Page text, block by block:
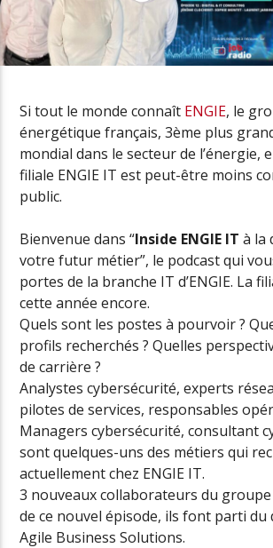
Inside ENGIE IT, épisode 12 :
Digital & IT Consulting
Si tout le monde connaît ENGIE, le
énergétique français, 3ème plus
mondial dans le secteur de l’énergie,
filiale ENGIE IT est peut-être moins
public.
Bienvenue dans “Inside ENGIE IT à la
votre futur métier”, le podcast qui
portes de la branche IT d’ENGIE. La
cette année encore.
Quels sont les postes à pourvoir ?
profils recherchés ? Quelles
de carrière ?
Analystes cybersécurité, experts
pilotes de services, responsables
Managers cybersécurité, consultant
sont quelques-uns des métiers qui
actuellement chez ENGIE IT.
3 nouveaux collaborateurs du
de ce nouvel épisode, ils font parti
Agile Business Solutions.